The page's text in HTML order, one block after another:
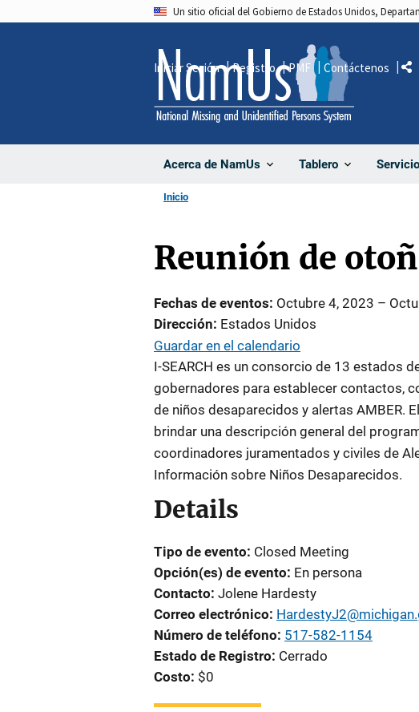
Un sitio oficial del Gobierno de Estados Unidos,
Acerca de NamUs Tablero
Iniciar Sesión Registro PMF Contáctenos
Inicio
Reunión de
Fechas de eventos Octubre 4, 2023 –
Dirección Estados Unidos
Guardar en el calendario
I-SEARCH es un consorcio de 13 estados
gobernadores para establecer contactos,
de niños desaparecidos y alertas AMBER.
brindar una descripción general del
coordinadores juramentados y civiles de
Información sobre Niños Desaparecidos.
Details
Tipo de evento Closed Meeting
Opción(es) de evento En persona
Contacto Jolene Hardesty
Correo electrónico
Número de teléfono 517-582-1154
Estado de Registro Cerrado
Costo $0